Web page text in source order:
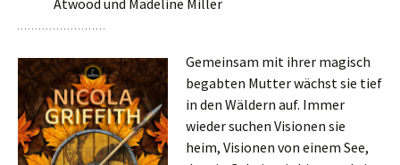
Atwood und Madeline Miller
Gemeinsam mit ihrer magisch
begab­ten Mutter wächst sie tief
in den Wäldern auf. Immer
wieder suchen Visionen sie
heim, Visionen von einem See,